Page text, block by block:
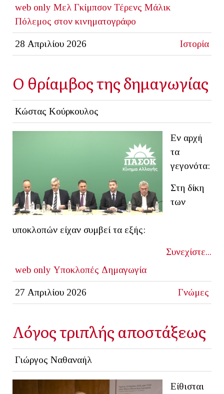
web only Μελ Γκίμπσον Τέρενς Μάλικ
Πόλεμος στον κινηματογράφο
28 Απριλίου 2026 Ιστορία
Ο θρίαμβος της δημαγωγίας
Κώστας Κούρκουλος
Εν αρχή
τα
γεγονότα:
Στη δίκη
των
υποκλοπών είχαν συμβεί τα εξής:
Συνεχίστε...
web only Υποκλοπές Δημαγωγία
27 Απριλίου 2026 Γνώμες
Λόγος τριπλής αποστάξεως
Γιώργος Ναθαναήλ
Είθισται